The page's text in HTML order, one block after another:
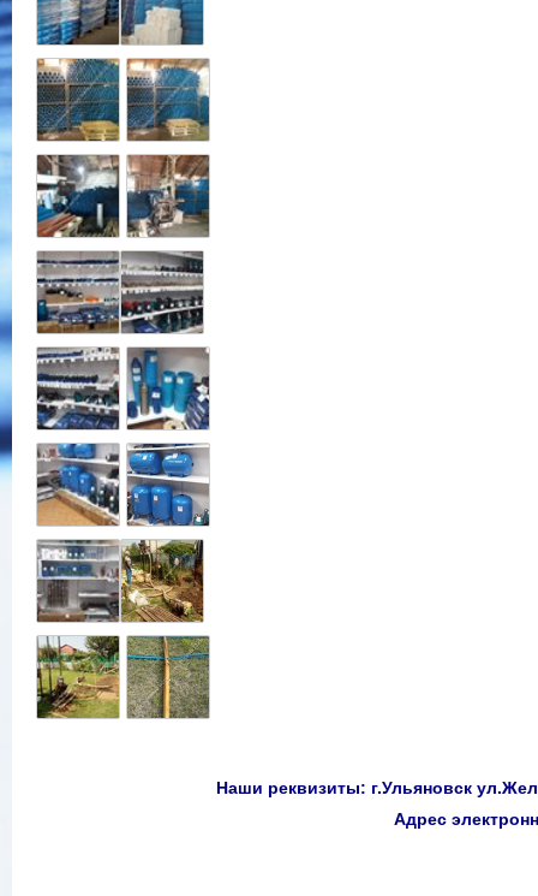
Наши реквизиты: г.Ульяновск
Адрес